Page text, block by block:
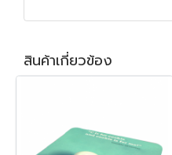
สินค้าเกี่ยวข้อง